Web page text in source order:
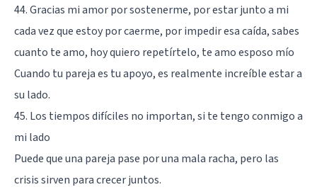
44. Gracias mi amor por sostenerme, por estar junto a mi
cada vez que estoy por caerme, por impedir esa caída, sabes
cuanto te amo, hoy quiero repetírtelo, te amo esposo mío
Cuando tu pareja es tu apoyo, es realmente increíble estar a
su lado.
45. Los tiempos difíciles no importan, si te tengo conmigo a
mi lado
Puede que una pareja pase por una mala racha, pero las
crisis sirven para crecer juntos.